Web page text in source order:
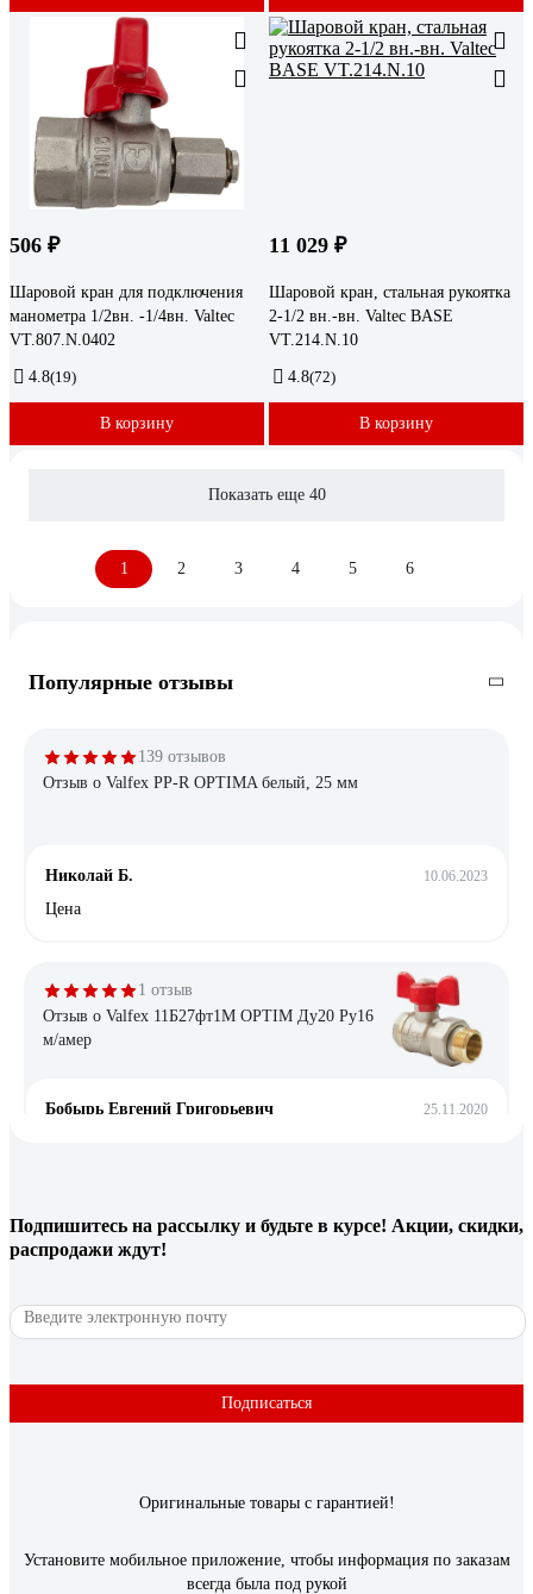
506 ₽
Шаровой кран для подключения
манометра 1/2вн. -1/4вн. Valtec
VT.807.N.0402
4.8(19)
В корзину
11 029 ₽
Шаровой кран, стальная рукоятка
2-1/2 вн.-вн. Valtec BASE
VT.214.N.10
4.8(72)
В корзину
Показать еще 40
1 2 3 4 5 6
Популярные отзывы
139 отзывов
Отзыв о Valfex PP-R OPTIMA белый, 25 мм
Николай Б. 10.06.2023
Цена
1 отзыв
Отзыв о Valfex 11Б27фт1М OPTIM Ду20 Ру16
м/амер
Бобырь Евгений Григорьевич 25.11.2020
2 отзыва
Отзыв о DN.ru КШМП.316.230 Ду15 Ру63
Александр Р. 23.03.2022
Подпишитесь на рассылку и будьте в курсе! Акции, скидки,
распродажи ждут!
Подписаться
Оригинальные товары с гарантией!
Установите мобильное приложение, чтобы информация по заказам
всегда была под рукой